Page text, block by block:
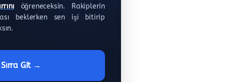
öğreneceksin. Rakiplerin
beklerken sen işi bitirip
Sırra Git →